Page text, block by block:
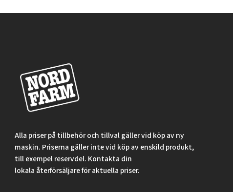
Alla priser på tillbehör och tillval gäller vid köp av ny
maskin. Priserna gäller inte vid köp av enskild produkt,
till exempel reservdel. Kontakta din
lokala återförsäljare för aktuella priser.